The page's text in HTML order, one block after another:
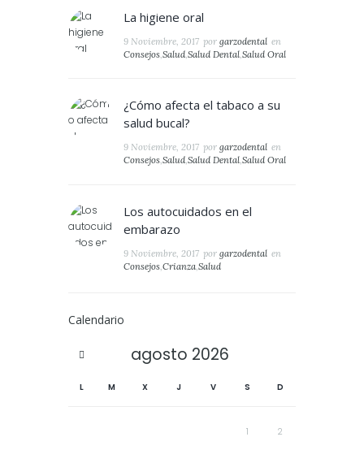
La higiene oral
9 Noviembre, 2017 por garzodental en
Consejos, Salud, Salud Dental, Salud Oral
¿Cómo afecta el tabaco a su
salud bucal?
9 Noviembre, 2017 por garzodental en
Consejos,Salud,Salud Dental,Salud Oral
Los autocuidados en el
embarazo
9 Noviembre, 2017 por garzodental en
Consejos,Crianza,Salud
Calendario
agosto 2026
L M X J V S D
1
2